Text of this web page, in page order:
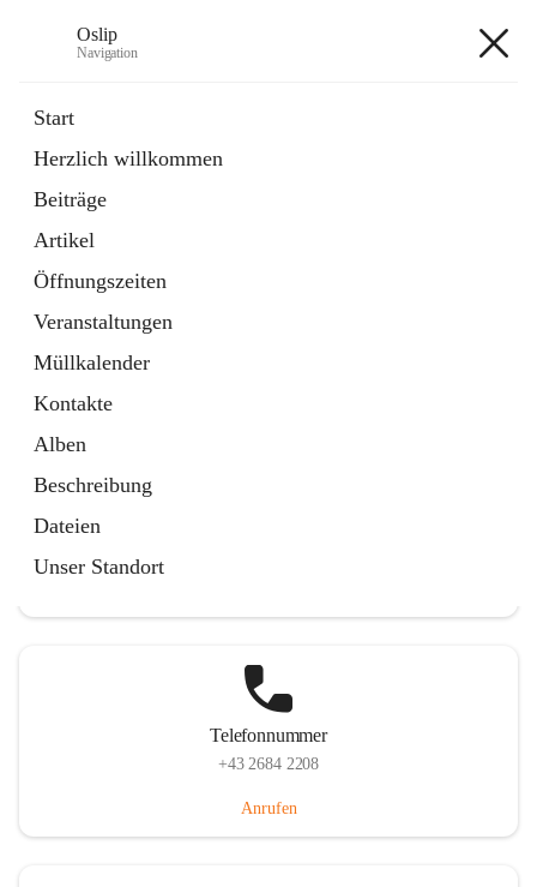
Oslip
Navigation
Start
Herzlich willkommen
Beiträge
Artikel
Öffnungszeiten
Veranstaltungen
Müllkalender
Kontakte
Alben
Beschreibung
Dateien
Unser Standort
Externe Webseite
in
Tab
Bundeskanzleramt Österreich
Externe Webseite
öffnet
in
neuem
Tab
Telefonnummer
+43 2684 2208
Anrufen